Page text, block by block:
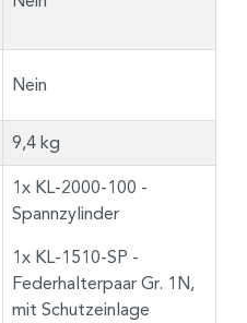
Nein
9,4 kg
1x KL-2000-100 -
Spannzylinder
1x KL-1510-SP -
Federhalterpaar Gr. 1N,
mit Schutzeinlage